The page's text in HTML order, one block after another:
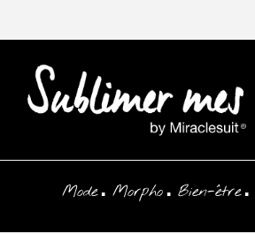
Mode Morpho Bien-être